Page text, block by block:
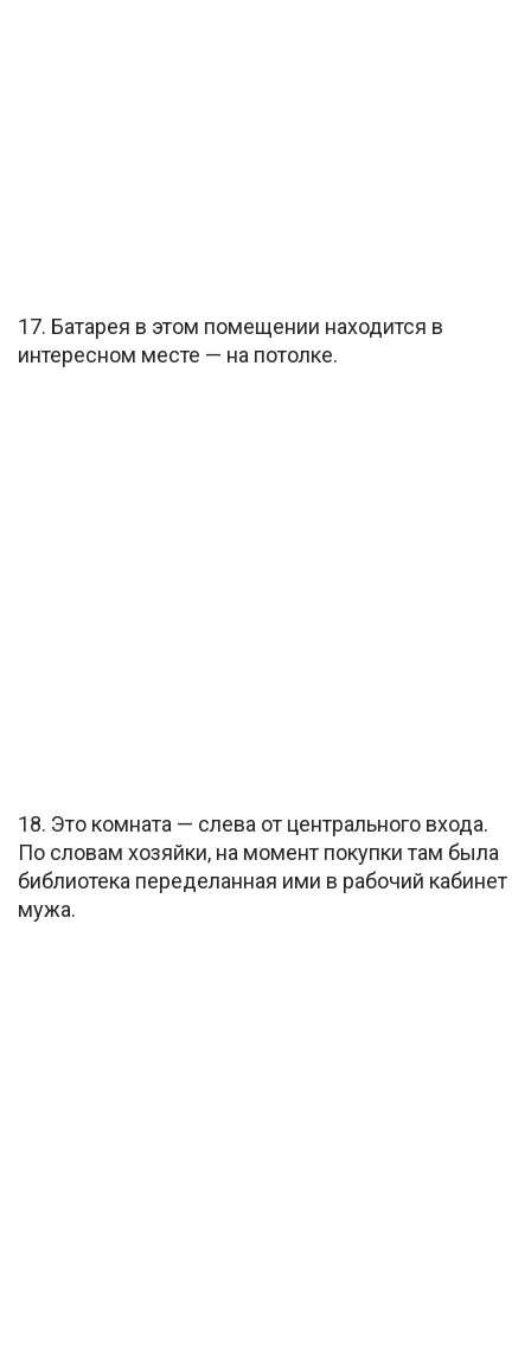
17. Батарея в этом помещении находится в
интересном месте — на потолке.
18. Это комната — слева от центрального входа.
По словам хозяйки, на момент покупки там была
библиотека переделанная ими в рабочий кабинет
мужа.